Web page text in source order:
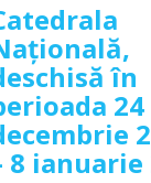
în
24
8 ianuarie